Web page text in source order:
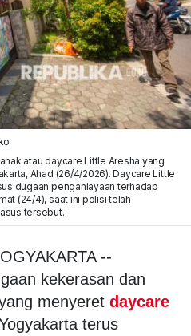
atau daycare Little Aresha yang
Ahad (26/4/2026). Daycare Little
dugaan penganiayaan terhadap
(24/4), saat ini polisi telah
tersebut.
--
kekerasan dan
menyeret daycare
terus